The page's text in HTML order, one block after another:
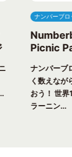
ナンバーブロ
Picnic
ナンバーブ
く数えなが
おう！ 世
ラーニン...